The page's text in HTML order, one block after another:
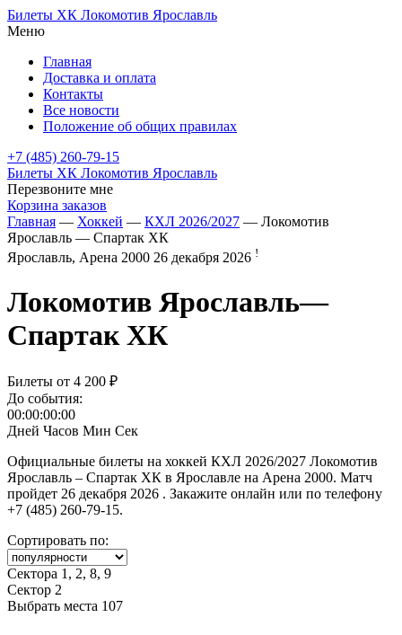
Билеты ХК Локомотив Ярославль
Меню
Главная
Доставка и оплата
Контакты
Все новости
Положение об общих правилах
+7 (485) 260-79-15
Билеты ХК Локомотив Ярославль
Перезвоните мне
Корзина заказов
Главная — Хоккей — КХЛ 2026/2027 — Локомотив
Ярославль — Спартак ХК
Ярославль, Арена 2000 26 декабря 2026 !
Локомотив Ярославль—
Спартак ХК
Билеты от 4 200 ₽
До события:
00:00:00:00
Дней Часов Мин Сек
Официальные билеты на хоккей КХЛ 2026/2027 Локомотив
Ярославль – Спартак ХК в Ярославле на Арена 2000. Матч
пройдет 26 декабря 2026 . Закажите онлайн или по телефону
+7 (485) 260-79-15.
Сортировать по:
Сектора 1, 2, 8, 9
Сектор 2
Выбрать места 107